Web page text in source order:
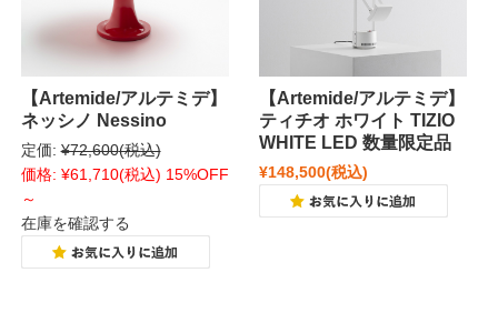
【Artemide/アルテミデ】
ネッシノ Nessino
定価: ¥72,600(税込)
価格: ¥61,710(税込) 15%OFF
～
在庫を確認する
【Artemide/アルテミデ】
ティチオ ホワイト TIZIO
WHITE LED 数量限定品
¥148,500(税込)